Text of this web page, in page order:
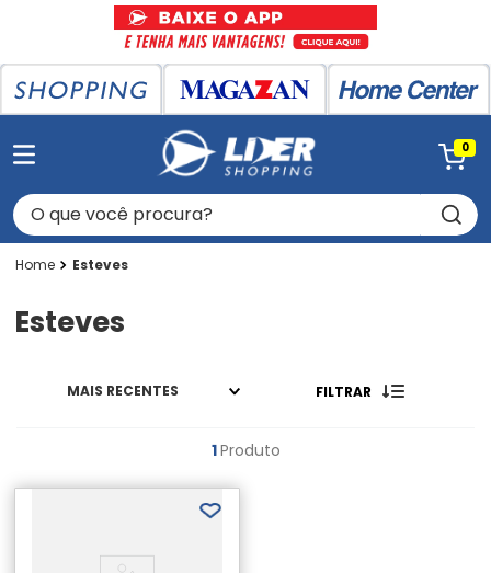
0
O que você procura?
Esteves
Esteves
MAIS RECENTES FILTRAR
1Produto